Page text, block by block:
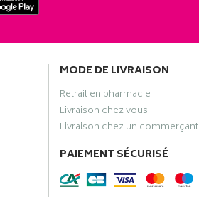
MODE DE LIVRAISON
Retrait en pharmacie
Livraison chez vous
Livraison chez un commerçant
PAIEMENT SÉCURISÉ